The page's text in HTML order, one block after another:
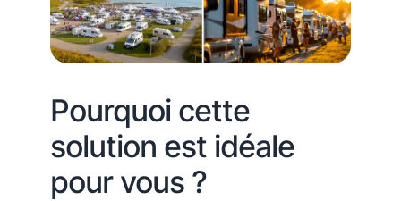
Pourquoi cette
solution est idéale
pour vous ?